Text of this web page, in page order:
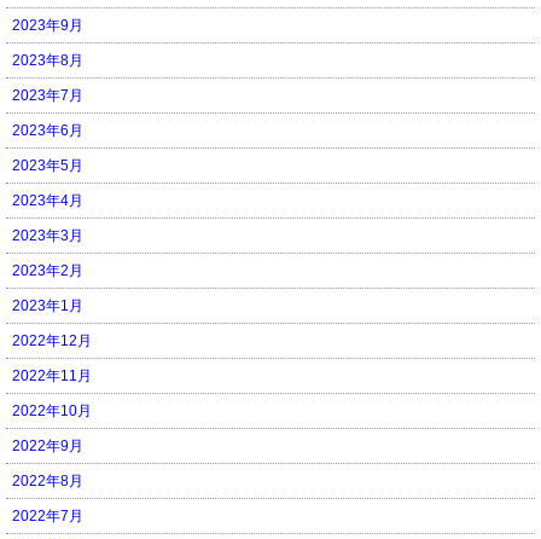
2023年9月
2023年8月
2023年7月
2023年6月
2023年5月
2023年4月
2023年3月
2023年2月
2023年1月
2022年12月
2022年11月
2022年10月
2022年9月
2022年8月
2022年7月